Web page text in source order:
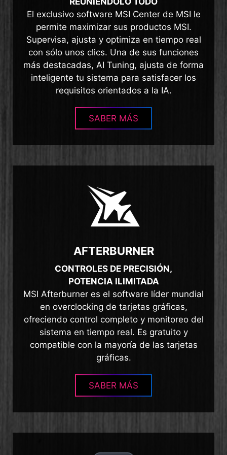
El exclusivo software MSI Center de MSI le
permite maximizar sus productos MSI.
Supervisa, ajusta y optimiza en tiempo real
con sólo unos clics. Una de sus funciones
más destacadas, AI Tuning, ajusta de forma
inteligente tu sistema para satisfacer los
requisitos orientados a la IA.
SABER MÁS
AFTERBURNER
CONTROLES DE PRECISIÓN,
POTENCIA ILIMITADA
MSI Afterburner es el software líder mundial
en overclocking de tarjetas gráficas,
ofreciendo control completo y monitoreo del
sistema en tiempo real. Es gratuito y
compatible con la mayoría de las tarjetas
gráficas.
SABER MÁS